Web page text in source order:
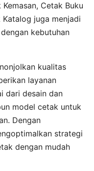
Cetak Buku
juga menjadi
kebutuhan
kualitas
layanan
dari desain dan
model cetak untuk
Dengan
strategi
dengan mudah